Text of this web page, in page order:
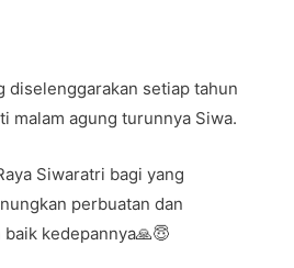
diselenggarakan setiap tahun
malam agung turunnya Siwa.
Siwaratri bagi yang
perbuatan dan
kedepannya🙏😇